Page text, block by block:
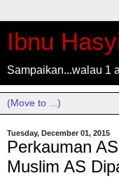
Ibnu
Sampaikan...walau 1
Tuesday, December 01, 2015
Perkauman
Muslim AS